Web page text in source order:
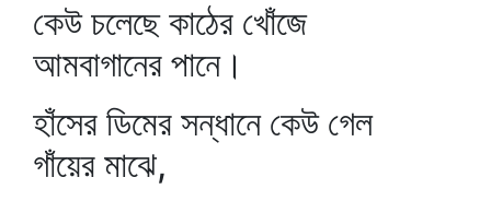
কেউ চলেছে কাঠের খোঁজে
আমবাগানের পানে।
হাঁসের ডিমের সন্ধানে কেউ গেল
গাঁয়ের মাঝে,